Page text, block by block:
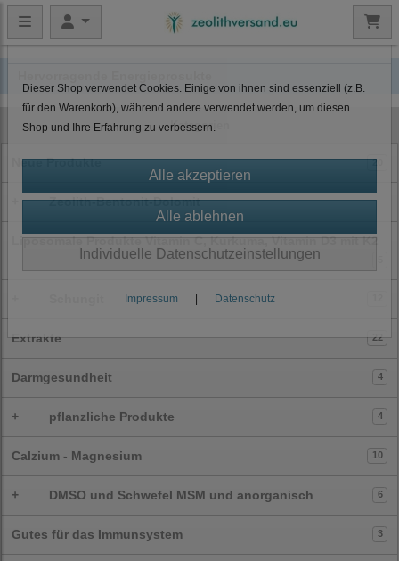
Kategorien
Neue Produkte 20
Zeolith-Bentonit-Dolomit
Liposomale Produkte Vitamin C, Kurkuma, Vitamin D3 mit K2
Extrakte 22
Darmgesundheit 4
+ pflanzliche Produkte 4
Calzium - Magnesium 10
+ DMSO und Schwefel MSM und anorganisch 6
Gutes für das Immunsystem 3
Datenschutzeinstellungen
Dieser Shop verwendet Cookies. Einige von ihnen sind essenziell (z.B.
für den Warenkorb), während andere verwendet werden, um diesen
Shop und Ihre Erfahrung zu verbessern.
Individuelle Datenschutzeinstellungen
Impressum | Datenschutz